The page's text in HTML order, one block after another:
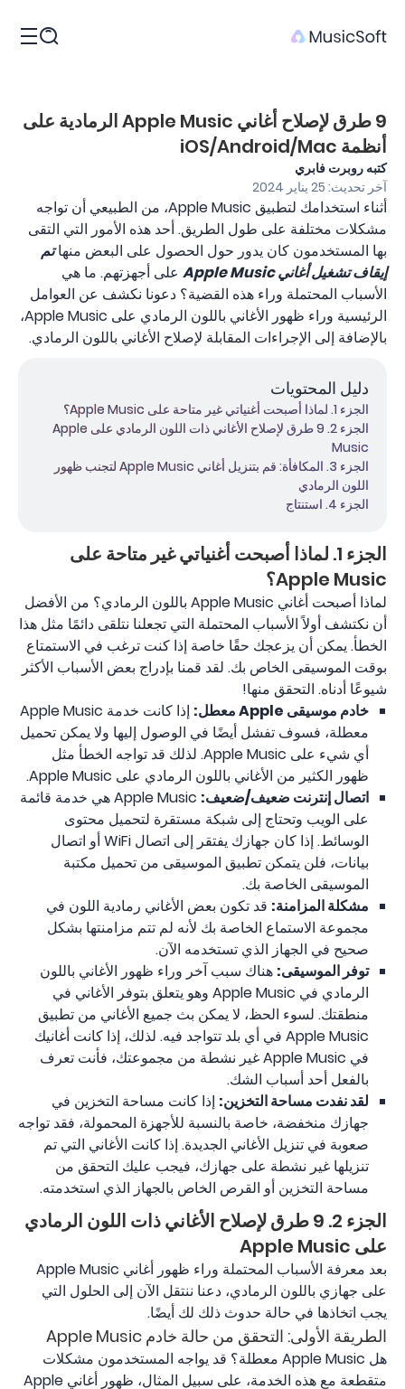
9 طرق لإصلاح أغاني Apple Music الرمادية على
أنظمة iOS/Android/Mac
كتبه روبرت فابري
آخر تحديث: 25 يناير 2024
أثناء استخدامك لتطبيق Apple Music، من الطبيعي أن تواجه
مشكلات مختلفة على طول الطريق. أحد هذه الأمور التي التقى
بها المستخدمون كان يدور حول الحصول على البعض منهاتم
إيقاف تشغيل أغاني Apple Music
على أجهزتهم. ما هي
الأسباب المحتملة وراء هذه القضية؟ دعونا نكشف عن العوامل
الرئيسية وراء ظهور الأغاني باللون الرمادي على Apple Music،
بالإضافة إلى الإجراءات المقابلة لإصلاح الأغاني باللون الرمادي.
دليل المحتويات
الجزء 1. لماذا أصبحت أغنياتي غير متاحة على Apple Music؟
الجزء 2. 9 طرق لإصلاح الأغاني ذات اللون الرمادي على Apple
Music
الجزء 3. المكافأة: قم بتنزيل أغاني Apple Music لتجنب ظهور
اللون الرمادي
الجزء 4. استنتاج
الجزء 1. لماذا أصبحت أغنياتي غير متاحة على
Apple Music؟
لماذا أصبحت أغاني Apple Music باللون الرمادي؟ من الأفضل
أن نكتشف أولاً الأسباب المحتملة التي تجعلنا نتلقى دائمًا مثل هذا
الخطأ. يمكن أن يزعجك حقًا خاصة إذا كنت ترغب في الاستمتاع
بوقت الموسيقى الخاص بك. لقد قمنا بإدراج بعض الأسباب الأكثر
شيوعًا أدناه. التحقق منها!
خادم موسيقى Apple معطل:
إذا كانت خدمة Apple Music
معطلة، فسوف تفشل أيضًا في الوصول إليها ولا يمكن تحميل
أي شيء على Apple Music. لذلك قد تواجه الخطأ مثل
ظهور الكثير من الأغاني باللون الرمادي على Apple Music.
اتصال إنترنت ضعيف/ضعيف:
Apple Music هي خدمة قائمة
على الويب وتحتاج إلى شبكة مستقرة لتحميل محتوى
الوسائط. إذا كان جهازك يفتقر إلى اتصال WiFi أو اتصال
بيانات، فلن يتمكن تطبيق الموسيقى من تحميل مكتبة
الموسيقى الخاصة بك.
مشكلة المزامنة: قد تكون بعض الأغاني رمادية اللون في
مجموعة الاستماع الخاصة بك لأنه لم تتم مزامنتها بشكل
صحيح في الجهاز الذي تستخدمه الآن.
توفر الموسيقى: هناك سبب آخر وراء ظهور الأغاني باللون
الرمادي في Apple Music وهو يتعلق بتوفر الأغاني في
منطقتك. لسوء الحظ، لا يمكن بث جميع الأغاني من تطبيق
Apple Music في أي بلد تتواجد فيه. لذلك، إذا كانت أغانيك
في Apple Music غير نشطة من مجموعتك، فأنت تعرف
بالفعل أحد أسباب الشك.
لقد نفدت مساحة التخزين: إذا كانت مساحة التخزين في
جهازك منخفضة، خاصة بالنسبة للأجهزة المحمولة، فقد تواجه
صعوبة في تنزيل الأغاني الجديدة. إذا كانت الأغاني التي تم
تنزيلها غير نشطة على جهازك، فيجب عليك التحقق من
مساحة التخزين أو القرص الخاص بالجهاز الذي استخدمته.
الجزء 2. 9 طرق لإصلاح الأغاني ذات اللون الرمادي
على Apple Music
بعد معرفة الأسباب المحتملة وراء ظهور أغاني Apple Music
على جهازي باللون الرمادي، دعنا ننتقل الآن إلى الحلول التي
يجب اتخاذها في حالة حدوث ذلك لك أيضًا.
الطريقة الأولى: التحقق من حالة خادم Apple Music
هل Apple Music معطلة؟ قد يواجه المستخدمون مشكلات
متقطعة مع هذه الخدمة، على سبيل المثال، ظهور أغاني Apple